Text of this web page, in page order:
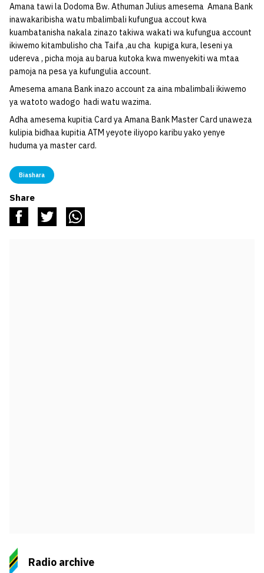
Amana tawi la Dodoma Bw. Athuman Julius amesema Amana Bank
inawakaribisha watu mbalimbali kufungua accout kwa
kuambatanisha nakala zinazo takiwa wakati wa kufungua account
ikiwemo kitambulisho cha Taifa ,au cha kupiga kura, leseni ya
udereva , picha moja au barua kutoka kwa mwenyekiti wa mtaa
pamoja na pesa ya kufungulia account.
Amesema amana Bank inazo account za aina mbalimbali ikiwemo
ya watoto wadogo hadi watu wazima.
Adha amesema kupitia Card ya Amana Bank Master Card unaweza
kulipia bidhaa kupitia ATM yeyote iliyopo karibu yako yenye
huduma ya master card.
Biashara
Share
Radio archive